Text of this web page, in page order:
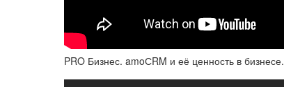
PRO Бизнес. amoСRM и её ценность в бизнесе.